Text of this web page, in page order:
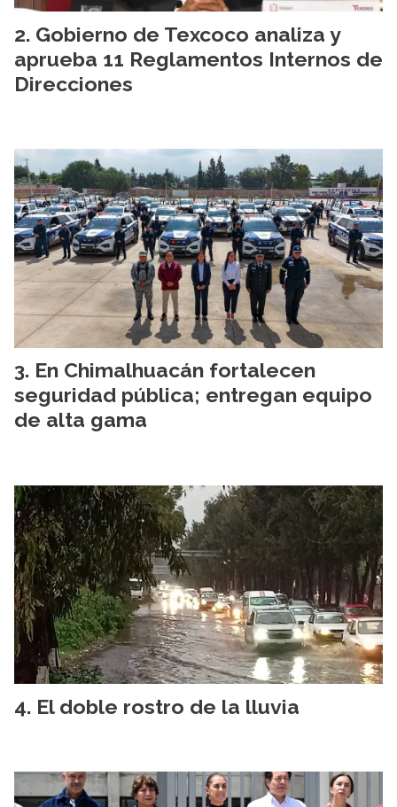
Gobierno de Texcoco analiza y
aprueba 11 Reglamentos Internos de
Direcciones
En Chimalhuacán fortalecen
seguridad pública; entregan equipo
de alta gama
El doble rostro de la lluvia